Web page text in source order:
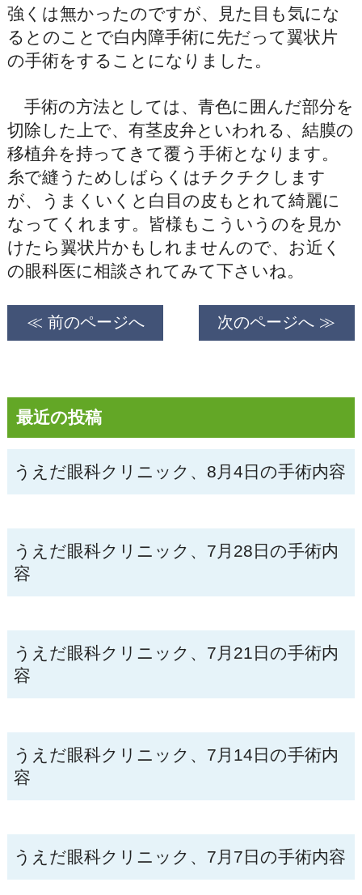
最近の投稿
うえだ眼科クリニック、8月4日の手術内容
うえだ眼科クリニック、7月28日の手術内
容
うえだ眼科クリニック、7月21日の手術内
容
うえだ眼科クリニック、7月14日の手術内
容
うえだ眼科クリニック、7月7日の手術内容
強くは無かったのですが、見た目も気にな
るとのことで白内障手術に先だって翼状片
の手術をすることになりました。
手術の方法としては、青色に囲んだ部分を
切除した上で、有茎皮弁といわれる、結膜の
移植弁を持ってきて覆う手術となります。
糸で縫うためしばらくはチクチクします
が、うまくいくと白目の皮もとれて綺麗に
なってくれます。皆様もこういうのを見か
けたら翼状片かもしれませんので、お近く
の眼科医に相談されてみて下さいね。
≪ 前のページへ 次のページへ ≫